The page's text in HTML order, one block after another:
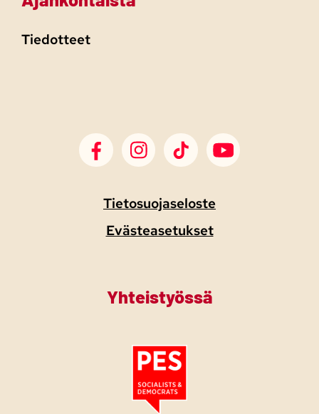
Tiedotteet
SDP Facebook
SDP Instagram
SDP TikTokSDP Youtube
Tietosuojaseloste
Evästeasetukset
Yhteistyössä
Tutustu PES:n periaatejulistukseen